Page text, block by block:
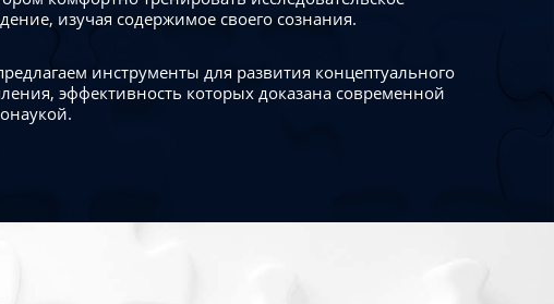
изучая содержимое своего сознания.
инструменты для развития концептуального
эффективность которых доказана современной